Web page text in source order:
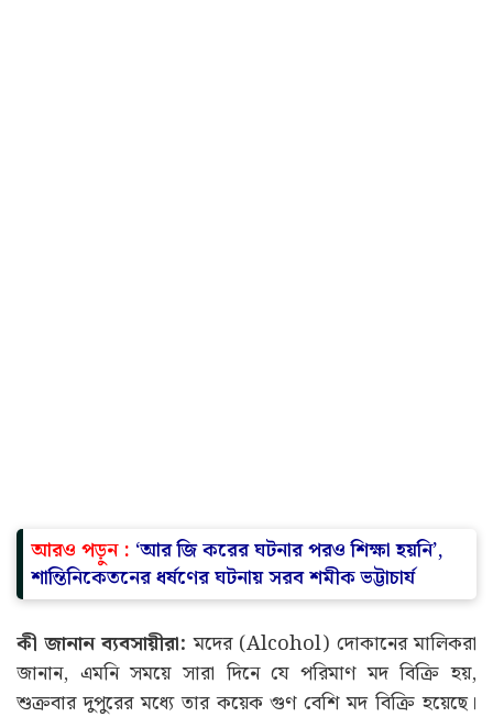
আরও পড়ুন : ‘আর জি করের ঘটনার পরও শিক্ষা হয়নি’,
শান্তিনিকেতনের ধর্ষণের ঘটনায় সরব শমীক ভট্টাচার্য
কী জানান ব্যবসায়ীরা: মদের (Alcohol) দোকানের মালিকরা
জানান, এমনি সময়ে সারা দিনে যে পরিমাণ মদ বিক্রি হয়,
শুক্রবার দুপুরের মধ্যে তার কয়েক গুণ বেশি মদ বিক্রি হয়েছে।